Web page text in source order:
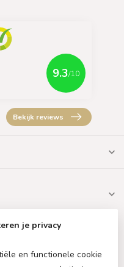
9.3/10
Bekijk reviews
je privacy
en functionele cookie